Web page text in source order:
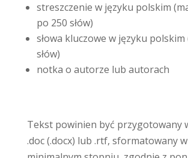
streszczenie w języku polskim
po 250 słów)
słowa kluczowe w języku polskim
słów)
notka o autorze lub autorach
Tekst powinien być przygotowany
.doc (.docx) lub .rtf, sformatowany w